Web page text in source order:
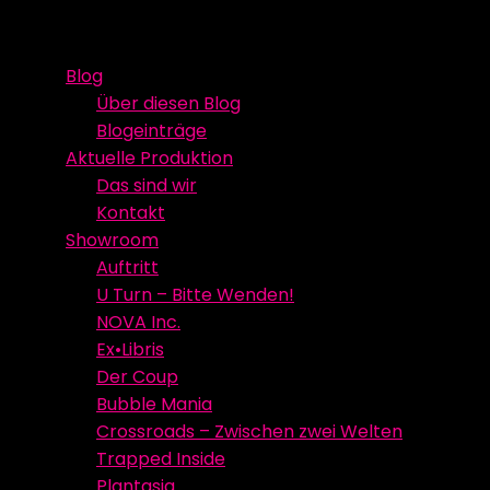
contentBlog
Über diesen Blog
Blogeinträge
Aktuelle Produktion
Das sind wir
Kontakt
Showroom
Auftritt
U Turn – Bitte Wenden!
NOVA Inc.
Ex•Libris
Der Coup
Bubble Mania
Crossroads – Zwischen zwei Welten
Trapped Inside